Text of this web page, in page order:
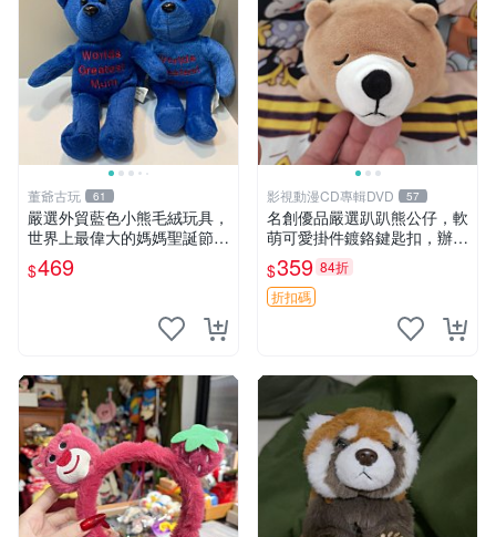
董爺古玩 61
嚴選外貿藍色小熊毛絨玩具，
世界上最偉大的媽媽聖誕節推
薦禮物 五角星 兒童玩具 母親
節
$469
影視動漫CD專輯DVD 57
名創優品嚴選趴趴熊公仔，軟
萌可愛掛件鍍鉻鍵匙扣，辦公
放松好選擇 趴趴熊 鍍鉻鍵匙
扣 萬用掛件
$359 84折
折扣碼